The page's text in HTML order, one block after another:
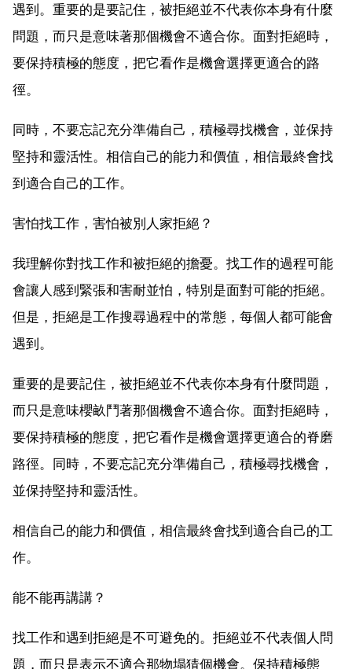
遇到。重要的是要記住，被拒絕並不代表你本身有什麼
問題，而只是意味著那個機會不適合你。面對拒絕時，
要保持積極的態度，把它看作是機會選擇更適合的路
徑。
同時，不要忘記充分準備自己，積極尋找機會，並保持
堅持和靈活性。相信自己的能力和價值，相信最終會找
到適合自己的工作。
害怕找工作，害怕被別人家拒絕？
我理解你對找工作和被拒絕的擔憂。找工作的過程可能
會讓人感到緊張和害耐並怕，特別是面對可能的拒絕。
但是，拒絕是工作搜尋過程中的常態，每個人都可能會
遇到。
重要的是要記住，被拒絕並不代表你本身有什麼問題，
而只是意味櫻畝鬥著那個機會不適合你。面對拒絕時，
要保持積極的態度，把它看作是機會選擇更適合的脊磨
路徑。同時，不要忘記充分準備自己，積極尋找機會，
並保持堅持和靈活性。
相信自己的能力和價值，相信最終會找到適合自己的工
作。
能不能再講講？
找工作和遇到拒絕是不可避免的。拒絕並不代表個人問
題，而只是表示不適合那物塌猜個機會。保持積極態